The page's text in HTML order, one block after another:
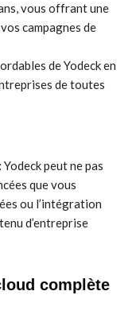
vous offrant une
campagnes de
de Yodeck en
de toutes
Yodeck peut ne pas
que vous
ou l’intégration
d’entreprise
complète